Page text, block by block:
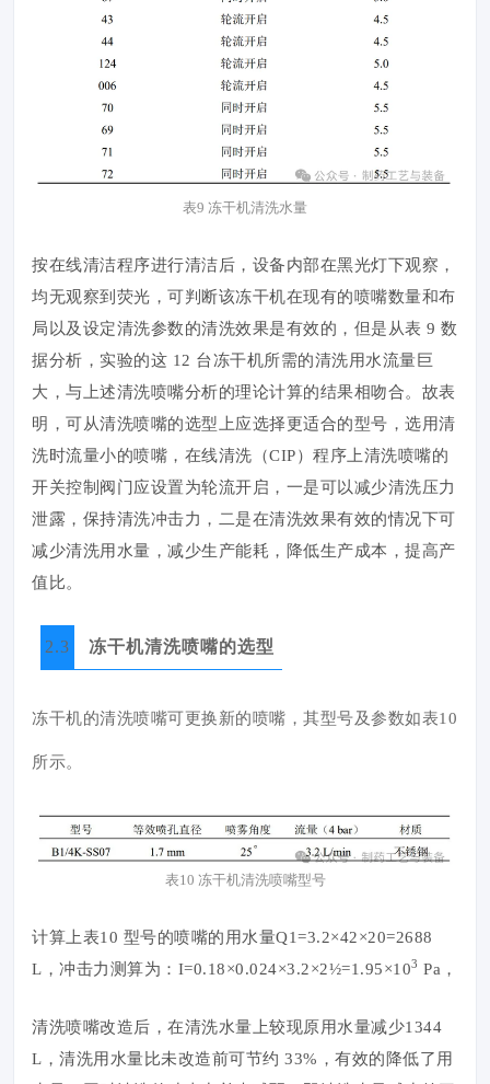
表9 冻干机清洗水量
按在线清洁程序进行清洁后，设备内部在黑光灯下观察，
均无观察到荧光，可判断该冻干机在现有的喷嘴数量和布
局以及设定清洗参数的清洗效果是有效的，但是从表 9 数
据分析，实验的这 12 台冻干机所需的清洗用水流量巨
大，与上述清洗喷嘴分析的理论计算的结果相吻合。故表
明，可从清洗喷嘴的选型上应选择更适合的型号，选用清
洗时流量小的喷嘴，在线清洗（CIP）程序上清洗喷嘴的
开关控制阀门应设置为轮流开启，一是可以减少清洗压力
泄露，保持清洗冲击力，二是在清洗效果有效的情况下可
减少清洗用水量，减少生产能耗，降低生产成本，提高产
值比。
2.3 冻干机清洗喷嘴的选型
冻干机的清洗喷嘴可更换新的喷嘴，其型号及参数如表10
所示。
表10 冻干机清洗喷嘴型号
计算上表10 型号的喷嘴的用水量Q1=3.2×42×20=2688
L，冲击力测算为：I=0.18×0.024×3.2×2½=1.95×103 Pa，
清洗喷嘴改造后，在清洗水量上较现原用水量减少1344
L，清洗用水量比未改造前可节约 33%，有效的降低了用